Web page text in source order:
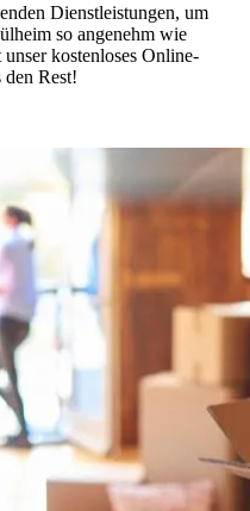
Dienstleistungen, um
so angenehm wie
kostenloses Online-
den Rest!